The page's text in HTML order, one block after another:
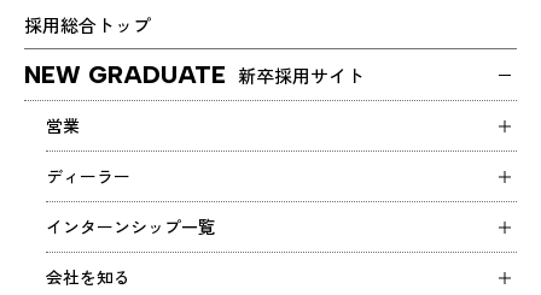
採用総合トップ
NEW GRADUATE 新卒採用サイト
営業
ディーラー
会社を知る
インターンシップ一覧